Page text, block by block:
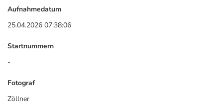
Aufnahmedatum
25.04.2026 07:38:06
Startnummern
-
Fotograf
Zöllner